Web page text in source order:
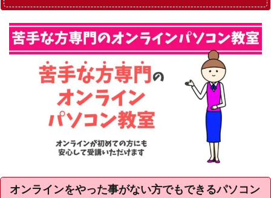
オンラインをやった事がない方でもできるパソコン